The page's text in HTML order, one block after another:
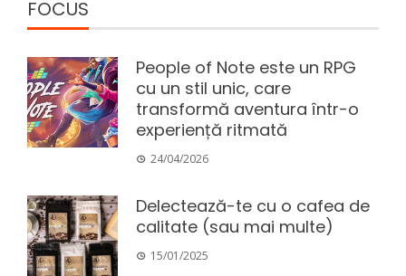
FOCUS
People of Note este un RPG
cu un stil unic, care
transformă aventura într-o
experiență ritmată
24/04/2026
Delectează-te cu o cafea de
calitate (sau mai multe)
15/01/2025